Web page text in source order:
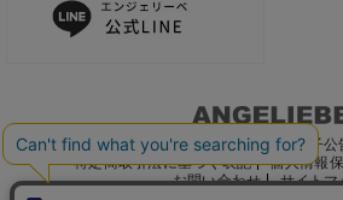
ご利用ガイド 会社概要 電子公
特定商取引法に基づく表記
個人情報
お問い合わせ
サイトマ